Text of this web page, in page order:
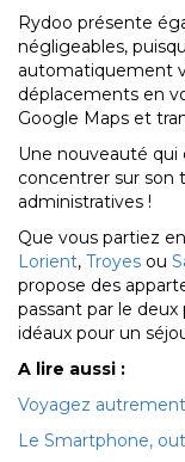
Rydoo présente
négligeables,
automatiquement
déplacements en
Google Maps et
Une nouveauté qui
concentrer sur son
administratives !
Que vous partiez
Lorient, Troyes ou
propose des
passant par le
idéaux pour un
A lire aussi :
Voyagez
Le Smartphone,